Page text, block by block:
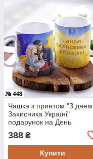
Чашка з принтом "З днем
Захисника Україні"
подарунок на День
388 ₴
Купити